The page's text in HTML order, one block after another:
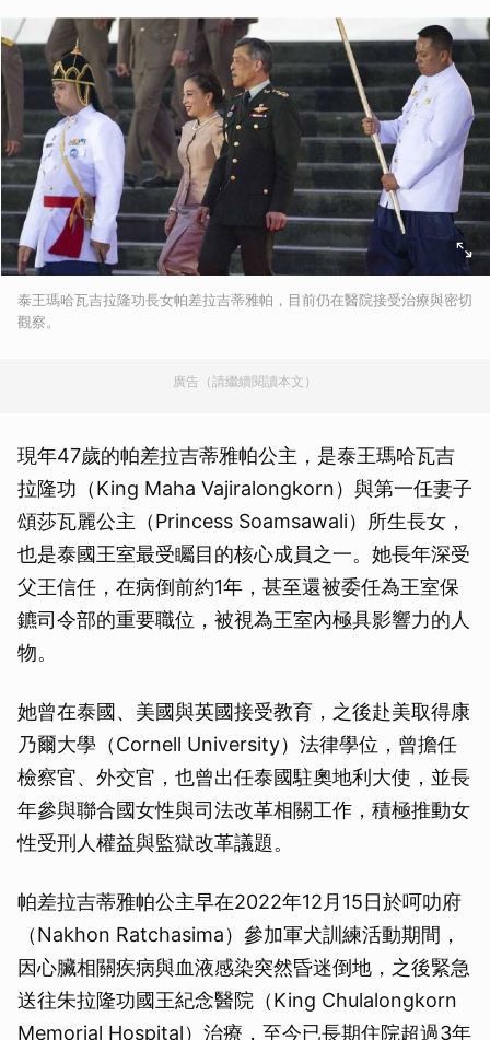
泰王瑪哈瓦吉拉隆功長女帕差拉吉蒂雅帕，目前仍在醫院接受治療與密切
觀察。
廣告（請繼續閱讀本文）
現年47歲的帕差拉吉蒂雅帕公主，是泰王瑪哈瓦吉
拉隆功（King Maha Vajiralongkorn）與第一任妻子
頌莎瓦麗公主（Princess Soamsawali）所生長女，
也是泰國王室最受矚目的核心成員之一。她長年深受
父王信任，在病倒前約1年，甚至還被委任為王室保
鑣司令部的重要職位，被視為王室內極具影響力的人
物。
她曾在泰國、美國與英國接受教育，之後赴美取得康
乃爾大學（Cornell University）法律學位，曾擔任
檢察官、外交官，也曾出任泰國駐奧地利大使，並長
年參與聯合國女性與司法改革相關工作，積極推動女
性受刑人權益與監獄改革議題。
帕差拉吉蒂雅帕公主早在2022年12月15日於呵叻府
（Nakhon Ratchasima）參加軍犬訓練活動期間，
因心臟相關疾病與血液感染突然昏迷倒地，之後緊急
送往朱拉隆功國王紀念醫院（King Chulalongkorn
Memorial Hospital）治療，至今已長期住院超過3年